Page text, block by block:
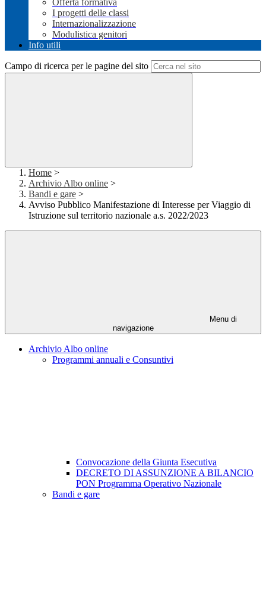
Offerta formativa
I progetti delle classi
Internazionalizzazione
Modulistica genitori
Info utili
Campo di ricerca per le pagine del sito
Home >
Archivio Albo online >
Bandi e gare >
Avviso Pubblico Manifestazione di Interesse per Viaggio di
Istruzione sul territorio nazionale a.s. 2022/2023
Menu di
navigazione
Archivio Albo online
Programmi annuali e Consuntivi
Convocazione della Giunta Esecutiva
DECRETO DI ASSUNZIONE A BILANCIO
PON Programma Operativo Nazionale
Bandi e gare